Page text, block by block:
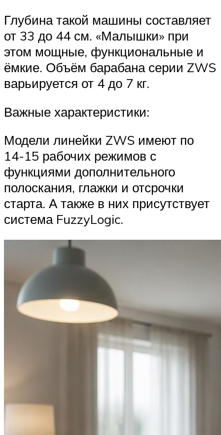
Глубина такой машины составляет
от 33 до 44 см. «Малышки» при
этом мощные, функциональные и
ёмкие. Объём барабана серии ZWS
варьируется от 4 до 7 кг.
Важные характеристики:
Модели линейки ZWS имеют по
14-15 рабочих режимов с
функциями дополнительного
полоскания, глажки и отсрочки
старта. А также в них присутствует
система FuzzyLogic.